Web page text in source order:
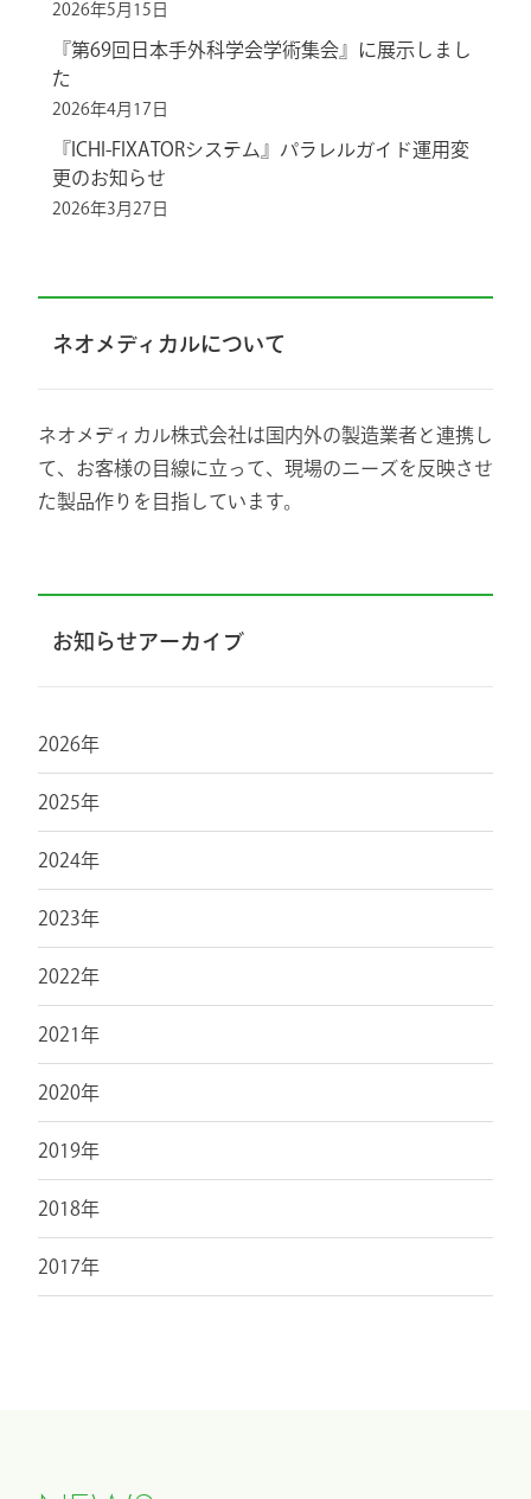
2026年5月15日
『第69回日本手外科学会学術集会』に展示しまし
た
2026年4月17日
『ICHI-FIXATORシステム』パラレルガイド運用変
更のお知らせ
2026年3月27日
ネオメディカルについて
ネオメディカル株式会社は国内外の製造業者と連携し
て、お客様の目線に立って、現場のニーズを反映させ
た製品作りを目指しています。
お知らせアーカイブ
2026年
2025年
2024年
2023年
2022年
2021年
2020年
2019年
2018年
2017年